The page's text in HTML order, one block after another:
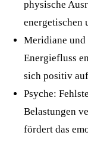
physische
energetischen
Meridiane und
Energiefluss
sich positiv
Psyche:
Belastungen
fördert das